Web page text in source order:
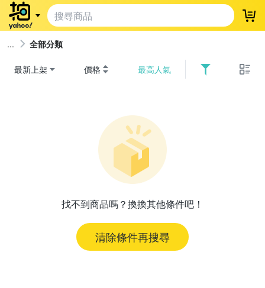
登
全部分類
最新上架 價格 最高人氣
找不到商品嗎？換換其他條件吧！
清除條件再搜尋